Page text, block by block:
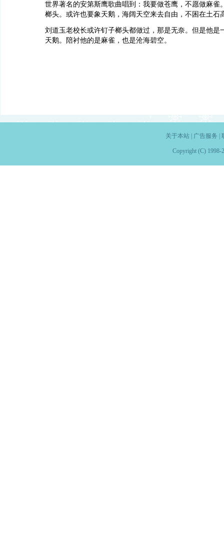
世界著名的安第斯鹰歌曲唱到：我要做苍鹰，不愿做麻雀
榔头。或许也要象天鹅，海阔天空来去自由，不困在土石
刘道玉老校长或许钉子榔头都做过，那是无奈。但是他是
天鹅。陪衬他的是麻雀，也是沧海碧空。
关于本站| 广告服务
Copyright (C) 1998-